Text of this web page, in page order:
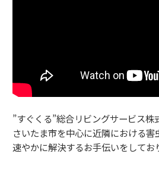
”すぐくる”総合リビングサービス株
さいたま市を中心に近隣における
速やかに解決するお手伝いをしてお